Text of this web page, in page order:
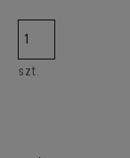
szt.